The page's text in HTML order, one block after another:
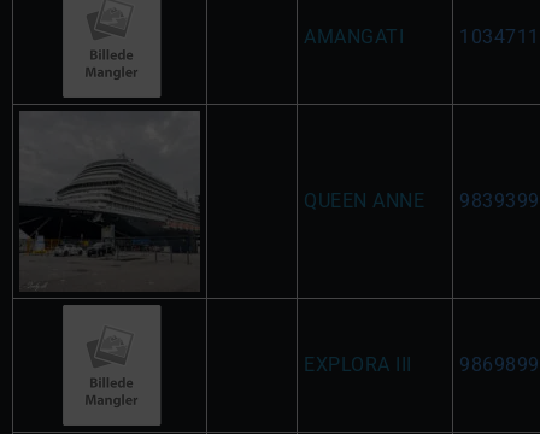
AMANGATI 1034711
QUEEN ANNE 9839399
EXPLORA III 9869899